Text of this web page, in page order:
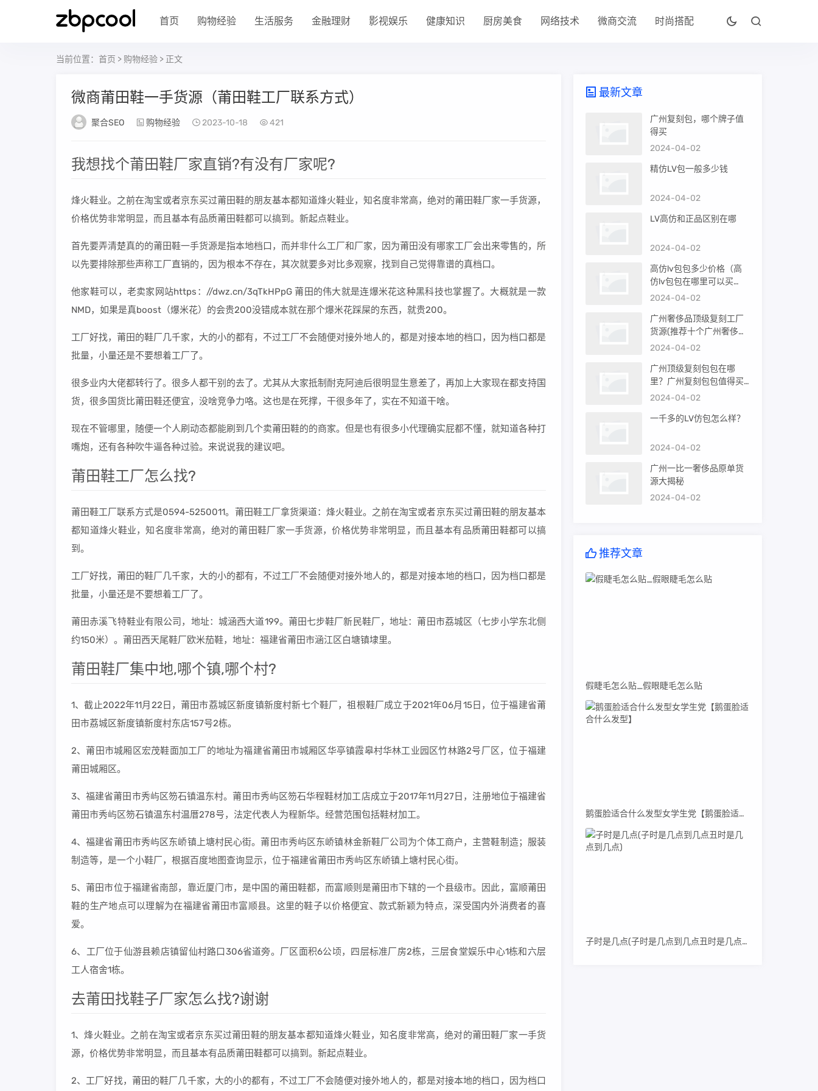
首页 购物经验 生活服务 金融理财 影视娱乐 健康知识 厨房美食 网络技术 微商交流 时尚搭配
当前位置： 首页 > 购物经验 > 正文
微商莆田鞋一手货源（莆田鞋工厂联系方式）
聚合SEO 购物经验 2023-10-18 421
我想找个莆田鞋厂家直销?有没有厂家呢?
烽火鞋业。之前在淘宝或者京东买过莆田鞋的朋友基本都知道烽火鞋业，知名度非常高，绝对的莆田鞋厂家一手货源，
价格优势非常明显，而且基本有品质莆田鞋都可以搞到。新起点鞋业。
首先要弄清楚真的的莆田鞋一手货源是指本地档口，而并非什么工厂和厂家，因为莆田没有哪家工厂会出来零售的，所
以先要排除那些声称工厂直销的，因为根本不存在，其次就要多对比多观察，找到自己觉得靠谱的真档口。
他家鞋可以，老卖家网站https：//dwz.cn/3qTkHPpG 莆田的伟大就是连爆米花这种黑科技也掌握了。大概就是一款
NMD，如果是真boost（爆米花）的会贵200没错成本就在那个爆米花踩屎的东西，就贵200。
工厂好找，莆田的鞋厂几千家，大的小的都有，不过工厂不会随便对接外地人的，都是对接本地的档口，因为档口都是
批量，小量还是不要想着工厂了。
很多业内大佬都转行了。很多人都干别的去了。尤其从大家抵制耐克阿迪后很明显生意差了，再加上大家现在都支持国
货，很多国货比莆田鞋还便宜，没啥竞争力咯。这也是在死撑，干很多年了，实在不知道干啥。
现在不管哪里，随便一个人刷动态都能刷到几个卖莆田鞋的的商家。但是也有很多小代理确实屁都不懂，就知道各种打
嘴炮，还有各种吹牛逼各种过验。来说说我的建议吧。
莆田鞋工厂怎么找?
莆田鞋工厂联系方式是0594-5250011。莆田鞋工厂拿货渠道：烽火鞋业。之前在淘宝或者京东买过莆田鞋的朋友基本
都知道烽火鞋业，知名度非常高，绝对的莆田鞋厂家一手货源，价格优势非常明显，而且基本有品质莆田鞋都可以搞
到。
工厂好找，莆田的鞋厂几千家，大的小的都有，不过工厂不会随便对接外地人的，都是对接本地的档口，因为档口都是
批量，小量还是不要想着工厂了。
莆田赤溪飞特鞋业有限公司，地址：城涵西大道199。莆田七步鞋厂新民鞋厂，地址：莆田市荔城区（七步小学东北侧
约150米）。莆田西天尾鞋厂欧米茄鞋，地址：福建省莆田市涵江区白塘镇埭里。
莆田鞋厂集中地,哪个镇,哪个村?
1、截止2022年11月22日，莆田市荔城区新度镇新度村新七个鞋厂，祖根鞋厂成立于2021年06月15日，位于福建省莆
田市荔城区新度镇新度村东店157号2栋。
2、莆田市城厢区宏茂鞋面加工厂的地址为福建省莆田市城厢区华亭镇霞皋村华林工业园区竹林路2号厂区，位于福建
莆田城厢区。
3、福建省莆田市秀屿区笏石镇温东村。莆田市秀屿区笏石华程鞋材加工店成立于2017年11月27日，注册地位于福建省
莆田市秀屿区笏石镇温东村温厝278号，法定代表人为程新华。经营范围包括鞋材加工。
4、福建省莆田市秀屿区东峤镇上塘村民心街。莆田市秀屿区东峤镇林金新鞋厂公司为个体工商户，主营鞋制造；服装
制造等，是一个小鞋厂，根据百度地图查询显示，位于福建省莆田市秀屿区东峤镇上塘村民心街。
5、莆田市位于福建省南部，靠近厦门市，是中国的莆田鞋都，而富顺则是莆田市下辖的一个县级市。因此，富顺莆田
鞋的生产地点可以理解为在福建省莆田市富顺县。这里的鞋子以价格便宜、款式新颖为特点，深受国内外消费者的喜
爱。
6、工厂位于仙游县赖店镇留仙村路口306省道旁。厂区面积6公顷，四层标准厂房2栋，三层食堂娱乐中心1栋和六层
工人宿舍1栋。
去莆田找鞋子厂家怎么找?谢谢
1、烽火鞋业。之前在淘宝或者京东买过莆田鞋的朋友基本都知道烽火鞋业，知名度非常高，绝对的莆田鞋厂家一手货
源，价格优势非常明显，而且基本有品质莆田鞋都可以搞到。新起点鞋业。
2、工厂好找，莆田的鞋厂几千家，大的小的都有，不过工厂不会随便对接外地人的，都是对接本地的档口，因为档口
最新文章
广州复刻包，哪个牌子值
得买
2024-04-02
精仿LV包一般多少钱
2024-04-02
LV高仿和正品区别在哪
2024-04-02
高仿lv包包多少价格（高
仿lv包包在哪里可以买
到）
2024-04-02
广州奢侈品顶级复刻工厂
货源(推荐十个广州奢侈品
购买渠道)
2024-04-02
广州顶级复刻包包在哪
里？广州复刻包包值得买
吗？
2024-04-02
一千多的LV仿包怎么样？
2024-04-02
广州一比一奢侈品原单货
源大揭秘
2024-04-02
推荐文章
假睫毛怎么贴_假眼睫毛怎么贴
鹅蛋脸适合什么发型女学生党【鹅蛋脸适合什么发型】
子时是几点(子时是几点到几点丑时是几点到几点)